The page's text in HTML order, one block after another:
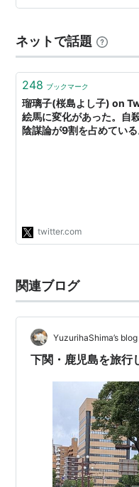
歴史情緒あふれる店舗
イメージしたデザイン
ルなど控えめな美しさ
ュースでよく見る桜島
ネットで話題
248 ブックマーク
瑠璃子(桜島よし子) on
絵馬に変化があった。自
陰謀論が9割を占めてい
twitter.com
関連ブログ
YuzurihaShima’s blog
下関・鹿児島を旅行